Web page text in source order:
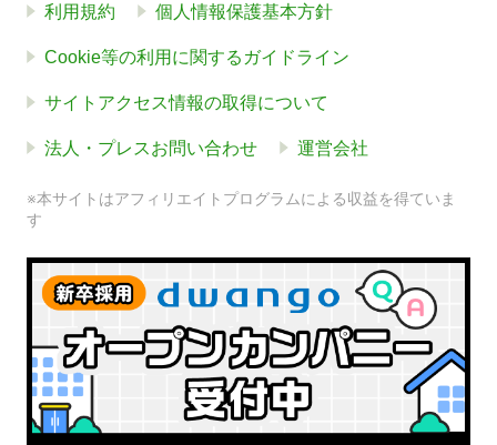
利用規約 個人情報保護基本方針
Cookie等の利用に関するガイドライン
サイトアクセス情報の取得について
法人・プレスお問い合わせ 運営会社
※本サイトはアフィリエイトプログラムによる収益を得ていま
す